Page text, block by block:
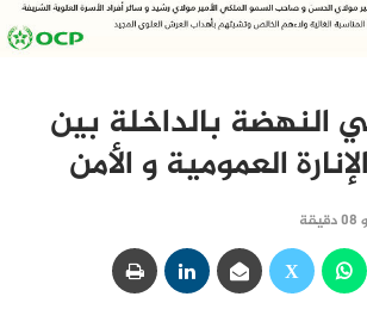
النهضة بالداخلة بين
العمومية و الأمن